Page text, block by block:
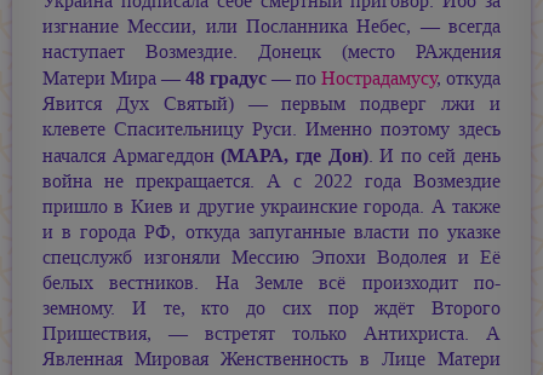
изгнание Мессии, или ПосланникаНебес, —всегда
наступает Возмездие. Донецк (место РАждения
Матери Мира — 48 градус — по Нострадамусу, откуда
Явится Дух Святый) — первым подверг лжи и
клевете Спасительницу Руси. Именно поэтому здесь
начался Армагеддон(МАРА, где Дон). И по сей день
война не прекращается. А с 2022 года Возмездие
пришло в Киев и другие украинские города. А также
и в города РФ, откуда запуганные власти по указке
спецслужб изгоняли Мессию Эпохи Водолея и Её
белых вестников. На Земле всё произходит по-
земному. И те, кто до сих пор ждёт Второго
Пришествия, — встретят только Антихриста. А
Явленная Мировая Женственность в Лице Матери